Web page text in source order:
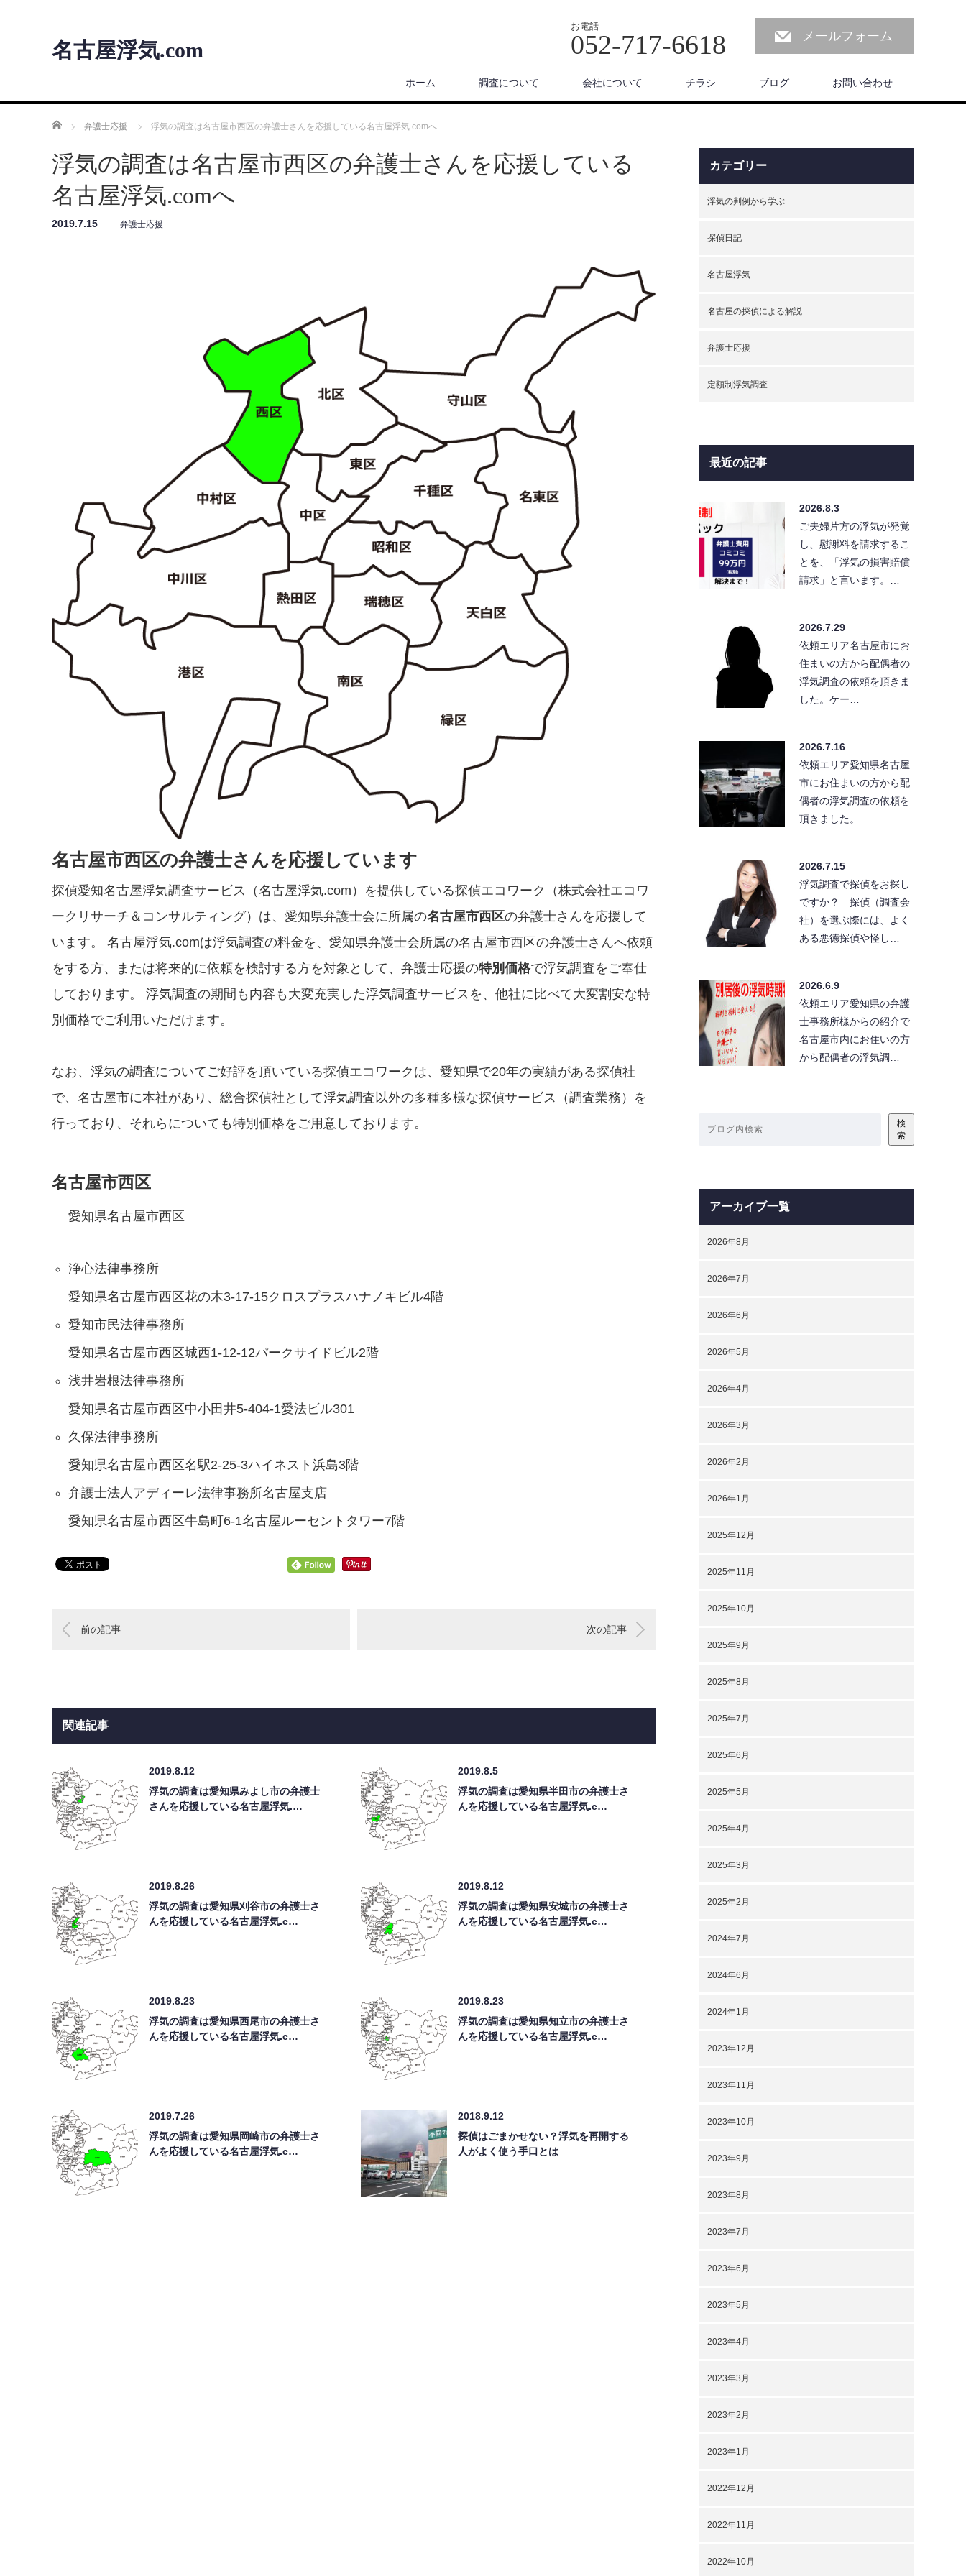
名古屋浮気.com
お電話
052-717-6618 メールフォーム
ホーム 調査について 会社について チラシ ブログ お問い合わせ
ホーム 弁護士応援 浮気の調査は名古屋市西区の弁護士さんを応援している名古屋浮気.comへ
浮気の調査は名古屋市西区の弁護士さんを応援している
名古屋浮気.comへ
2019.7.15 弁護士応援
名古屋市西区の弁護士さんを応援しています
探偵愛知名古屋浮気調査サービス（名古屋浮気.com）を提供している探偵エコワーク（株式会社エコワ
ークリサーチ＆コンサルティング）は、愛知県弁護士会に所属の名古屋市西区の弁護士さんを応援して
います。 名古屋浮気.comは浮気調査の料金を、愛知県弁護士会所属の名古屋市西区の弁護士さんへ依頼
をする方、または将来的に依頼を検討する方を対象として、弁護士応援の特別価格で浮気調査をご奉仕
しております。 浮気調査の期間も内容も大変充実した浮気調査サービスを、他社に比べて大変割安な特
別価格でご利用いただけます。
なお、浮気の調査についてご好評を頂いている探偵エコワークは、愛知県で20年の実績がある探偵社
で、名古屋市に本社があり、総合探偵社として浮気調査以外の多種多様な探偵サービス（調査業務）を
行っており、それらについても特別価格をご用意しております。
名古屋市西区
愛知県名古屋市西区
浄心法律事務所
愛知県名古屋市西区花の木3-17-15クロスプラスハナノキビル4階
愛知市民法律事務所
愛知県名古屋市西区城西1-12-12パークサイドビル2階
浅井岩根法律事務所
愛知県名古屋市西区中小田井5-404-1愛法ビル301
久保法律事務所
愛知県名古屋市西区名駅2-25-3ハイネスト浜島3階
弁護士法人アディーレ法律事務所名古屋支店
愛知県名古屋市西区牛島町6-1名古屋ルーセントタワー7階
前の記事 次の記事
関連記事
2019.8.12
浮気の調査は愛知県みよし市の弁護士
さんを応援している名古屋浮気.…
2019.8.5
浮気の調査は愛知県半田市の弁護士さ
んを応援している名古屋浮気.c…
2019.8.26
浮気の調査は愛知県刈谷市の弁護士さ
んを応援している名古屋浮気.c…
2019.8.12
浮気の調査は愛知県安城市の弁護士さ
んを応援している名古屋浮気.c…
2019.8.23
浮気の調査は愛知県西尾市の弁護士さ
んを応援している名古屋浮気.c…
2019.8.23
浮気の調査は愛知県知立市の弁護士さ
んを応援している名古屋浮気.c…
2019.7.26
浮気の調査は愛知県岡崎市の弁護士さ
んを応援している名古屋浮気.c…
2018.9.12
探偵はごまかせない？浮気を再開する
人がよく使う手口とは
カテゴリー
浮気の判例から学ぶ
探偵日記
名古屋浮気
名古屋の探偵による解説
弁護士応援
定額制浮気調査
最近の記事
2026.8.3
ご夫婦片方の浮気が発覚
し、慰謝料を請求するこ
とを、「浮気の損害賠償
請求」と言います。…
2026.7.29
依頼エリア名古屋市にお
住まいの方から配偶者の
浮気調査の依頼を頂きま
した。ケー…
2026.7.16
依頼エリア愛知県名古屋
市にお住まいの方から配
偶者の浮気調査の依頼を
頂きました。…
2026.7.15
浮気調査で探偵をお探し
ですか？ 探偵（調査会
社）を選ぶ際には、よく
ある悪徳探偵や怪し…
2026.6.9
依頼エリア愛知県の弁護
士事務所様からの紹介で
名古屋市内にお住いの方
から配偶者の浮気調…
検
索
アーカイブ一覧
2026年8月
2026年7月
2026年6月
2026年5月
2026年4月
2026年3月
2026年2月
2026年1月
2025年12月
2025年11月
2025年10月
2025年9月
2025年8月
2025年7月
2025年6月
2025年5月
2025年4月
2025年3月
2025年2月
2024年7月
2024年6月
2024年1月
2023年12月
2023年11月
2023年10月
2023年9月
2023年8月
2023年7月
2023年6月
2023年5月
2023年4月
2023年3月
2023年2月
2023年1月
2022年12月
2022年11月
2022年10月